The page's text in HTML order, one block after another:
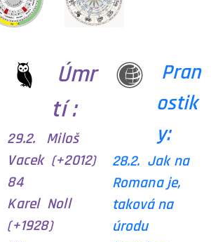
Úmr
tí :
29.2. Miloš
Vacek (+2012)
84
Karel Noll
(+1928)
Pran
ostik
y:
28.2. Jak na
Romana je,
taková na
úrodu